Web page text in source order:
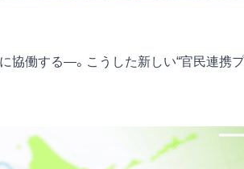
協働する―。こうした新しい“官民連携プ